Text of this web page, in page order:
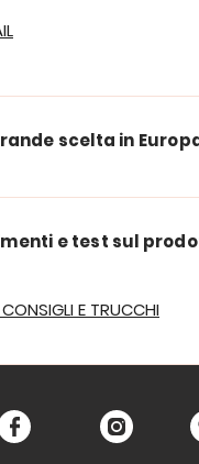
scelta in
e test sul
E TRUCCHI